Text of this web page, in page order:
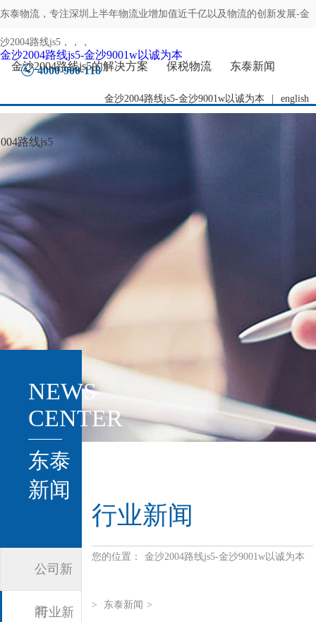
东泰物流，专注深圳上半年物流业增加值近千亿以及物流的创新发展-金
沙2004路线js5 ，，，
4000-900-118
金沙2004路线js5-金沙9001w以诚为本 english
金沙2004路线js5-金沙9001w以诚为本
金沙2004路线js5的解决方案
保税物流 东泰新闻
路线js5
NEWS
CENTER
东泰
新闻
公司新
闻
行业新
行业新闻
您的位置： 金沙2004路线js5-金沙9001w以诚为本
> 东泰新闻 >